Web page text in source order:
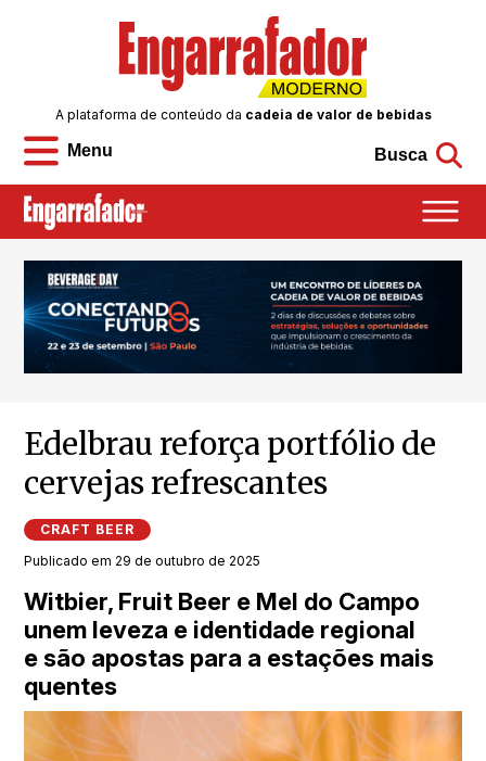
Menu
A plataforma de conteúdo da cadeia de valor de bebidas
Busca
Edelbrau reforça portfólio de
cervejas refrescantes
CRAFT BEER
Publicado em 29 de outubro de 2025
Witbier, Fruit Beer e Mel do Campo
unem leveza e identidade regional
e são apostas para a estações mais
quentes